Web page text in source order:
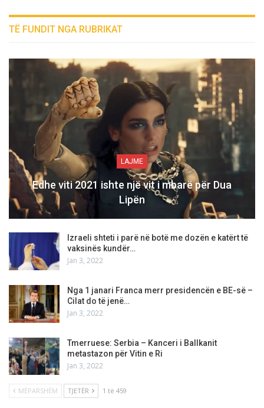
TË FUNDIT NGA RUBRIKAT
LAJME
Edhe viti 2021 ishte një vit i mbarë për Dua
Lipën
Izraeli shteti i parë në botë me dozën e katërt të
vaksinës kundër…
Jan 3, 2022
Nga 1 janari Franca merr presidencën e BE-së –
Cilat do të jenë…
Jan 3, 2022
Tmerruese: Serbia – Kanceri i Ballkanit
metastazon për Vitin e Ri
Jan 3, 2022
MËPARSHËM TJETËR 1 të 459